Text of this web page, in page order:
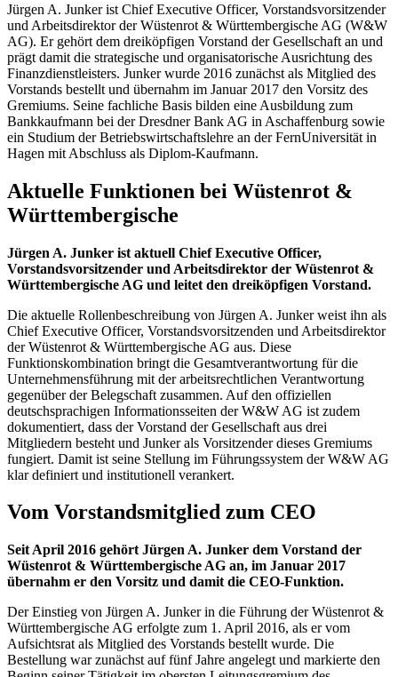
Jürgen A. Junker ist Chief Executive Officer, Vorstandsvorsitzender
und Arbeitsdirektor der Wüstenrot & Württembergische AG (W&W
AG). Er gehört dem dreiköpfigen Vorstand der Gesellschaft an und
prägt damit die strategische und organisatorische Ausrichtung des
Finanzdienstleisters. Junker wurde 2016 zunächst als Mitglied des
Vorstands bestellt und übernahm im Januar 2017 den Vorsitz des
Gremiums. Seine fachliche Basis bilden eine Ausbildung zum
Bankkaufmann bei der Dresdner Bank AG in Aschaffenburg sowie
ein Studium der Betriebswirtschaftslehre an der FernUniversität in
Hagen mit Abschluss als Diplom-Kaufmann.
Aktuelle Funktionen bei Wüstenrot &
Württembergische
Jürgen A. Junker ist aktuell Chief Executive Officer,
Vorstandsvorsitzender und Arbeitsdirektor der Wüstenrot &
Württembergische AG und leitet den dreiköpfigen Vorstand.
Die aktuelle Rollenbeschreibung von Jürgen A. Junker weist ihn als
Chief Executive Officer, Vorstandsvorsitzenden und Arbeitsdirektor
der Wüstenrot & Württembergische AG aus. Diese
Funktionskombination bringt die Gesamtverantwortung für die
Unternehmensführung mit der arbeitsrechtlichen Verantwortung
gegenüber der Belegschaft zusammen. Auf den offiziellen
deutschsprachigen Informationsseiten der W&W AG ist zudem
dokumentiert, dass der Vorstand der Gesellschaft aus drei
Mitgliedern besteht und Junker als Vorsitzender dieses Gremiums
fungiert. Damit ist seine Stellung im Führungssystem der W&W AG
klar definiert und institutionell verankert.
Vom Vorstandsmitglied zum CEO
Seit April 2016 gehört Jürgen A. Junker dem Vorstand der
Wüstenrot & Württembergische AG an, im Januar 2017
übernahm er den Vorsitz und damit die CEO-Funktion.
Der Einstieg von Jürgen A. Junker in die Führung der Wüstenrot &
Württembergische AG erfolgte zum 1. April 2016, als er vom
Aufsichtsrat als Mitglied des Vorstands bestellt wurde. Die
Bestellung war zunächst auf fünf Jahre angelegt und markierte den